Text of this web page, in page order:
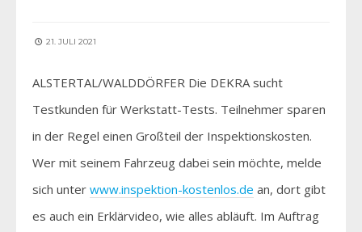
21. JULI 2021
ALSTERTAL/WALDDÖRFER Die DEKRA sucht
Testkunden für Werkstatt-Tests. Teilnehmer sparen
in der Regel einen Großteil der Inspektionskosten.
Wer mit seinem Fahrzeug dabei sein möchte, melde
sich unter www.inspektion-kostenlos.de an, dort gibt
es auch ein Erklärvideo, wie alles abläuft. Im Auftrag